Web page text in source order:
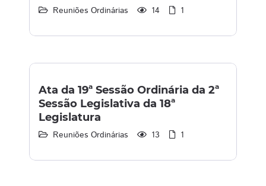
Reuniões Ordinárias 14 1
Ata da 19ª Sessão Ordinária da 2ª
Sessão Legislativa da 18ª
Legislatura
Reuniões Ordinárias 13 1